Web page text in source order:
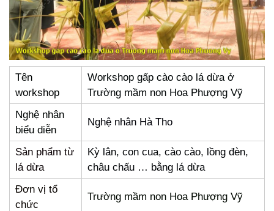
Tên
workshop
Workshop gấp cào cào lá dừa ở
Trường mầm non Hoa Phượng Vỹ
Nghệ nhân
biểu diễn
Nghệ nhân Hà Tho
Sản phẩm từ
lá dừa
Kỳ lân, con cua, cào cào, lồng đèn,
châu chấu … bằng lá dừa
Đơn vị tổ
chức
Trường mầm non Hoa Phượng Vỹ